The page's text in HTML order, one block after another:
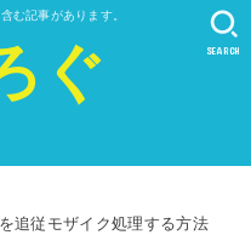
む記事があります。
ぐ SEARCH
追従モザイク処理する方法